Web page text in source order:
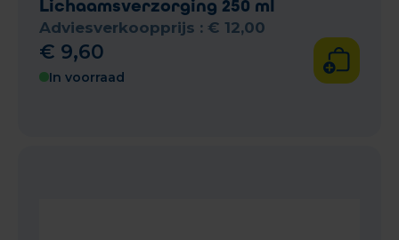
Lichaamsverzorging 250 ml
Adviesverkoopprijs : € 12,00
€ 9,60
In voorraad